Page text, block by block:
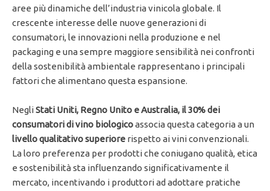
aree più dinamiche dell’industria vinicola globale. Il
crescente interesse delle nuove generazioni di
consumatori, le innovazioni nella produzione e nel
packaging e una sempre maggiore sensibilità nei confronti
della sostenibilità ambientale rappresentano i principali
fattori che alimentano questa espansione.
NegliStati Uniti, Regno Unito e Australia, il 30% dei
consumatori di vino biologicoassocia questa categoria a un
livello qualitativo superiore rispetto ai vini convenzionali.
La loro preferenza per prodotti che coniugano qualità, etica
e sostenibilità sta influenzando significativamente il
mercato, incentivando i produttori ad adottare pratiche